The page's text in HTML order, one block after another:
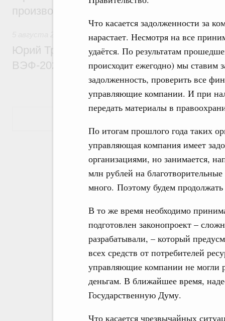
Что касается задолженности за
нарастает. Несмотря на все
удаётся. По результатам
происходит ежегодно) мы ставим
задолженность, проверить все
управляющие компании. И при
передать материалы в
По итогам прошлого года таких
управляющая компания имеет
организациями, но занимается,
млн рублей на
много. Поэтому будем продолжать
В то же время необходимо
подготовлен законопроект –
разрабатывали, – который
всех средств от потребителей
управляющие компании не могли
деньгам. В ближайшее время,
Государственную Думу.
Что касается чрезвычайных
производительности труда
Общие вопросы развития ДФО
Юрий Трутнев: Опубликована
ВЭФ-2026